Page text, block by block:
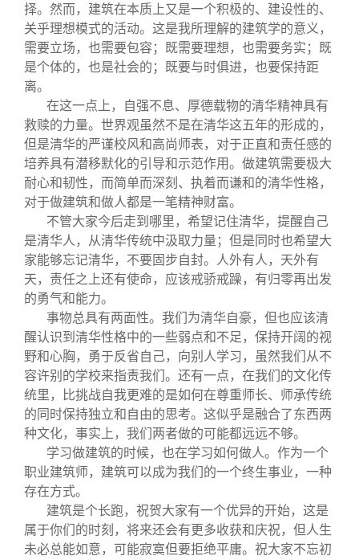
择。然而，建筑在本质上又是一个积极的、建设性的、
关乎理想模式的活动。这是我所理解的建筑学的意义，
需要立场，也需要包容；既需要理想，也需要务实；既
是个体的，也是社会的；既要与时俱进，也要保持距
离。
在这一点上，自强不息、厚德载物的清华精神具有
救赎的力量。世界观虽然不是在清华这五年的形成的，
但是清华的严谨校风和高尚师表，对于正直和责任感的
培养具有潜移默化的引导和示范作用。做建筑需要极大
耐心和韧性，而简单而深刻、执着而谦和的清华性格，
对于做建筑和做人都是一笔精神财富。
不管大家今后走到哪里，希望记住清华，提醒自己
是清华人，从清华传统中汲取力量；但是同时也希望大
家能够忘记清华，不要固步自封。人外有人，天外有
天，责任之上还有使命，应该戒骄戒躁，有归零再出发
的勇气和能力。
事物总具有两面性。我们为清华自豪，但也应该清
醒认识到清华性格中的一些弱点和不足，保持开阔的视
野和心胸，勇于反省自己，向别人学习，虽然我们从不
容许别的学校来指责我们。还有一点，在我们的文化传
统里，比挑战自我更难的是如何在尊重师长、师承传统
的同时保持独立和自由的思考。这似乎是融合了东西两
种文化，事实上，我们两者做的可能都远远不够。
学习做建筑的时候，也在学习如何做人。作为一个
职业建筑师，建筑可以成为我们的一个终生事业，一种
存在方式。
建筑是个长跑，祝贺大家有一个优异的开始，这是
属于你们的时刻，将来还会有更多收获和庆祝，但人生
未必总能如意，可能寂寞但要拒绝平庸。祝大家不忘初